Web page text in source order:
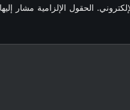
الحقول الإلزامية مشار